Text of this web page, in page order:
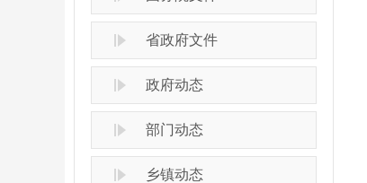
省政府文件
政府动态
部门动态
乡镇动态